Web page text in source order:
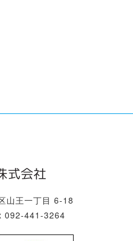
山王一丁目 6-18
092-441-3264